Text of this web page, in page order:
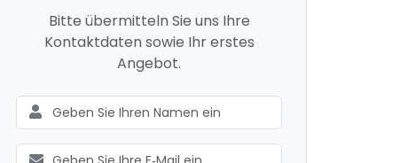
Bitte übermitteln Sie uns Ihre
Kontaktdaten sowie Ihr erstes
Angebot.